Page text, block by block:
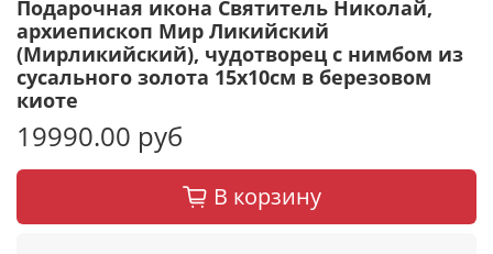
Подарочная икона Святитель Николай,
архиепископ Мир Ликийский
(Мирликийский), чудотворец с нимбом из
сусального золота 15х10см в березовом
киоте
19990.00 руб
В корзину